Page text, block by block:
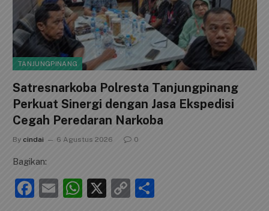
TANJUNGPINANG
Satresnarkoba Polresta Tanjungpinang
Perkuat Sinergi dengan Jasa Ekspedisi
Cegah Peredaran Narkoba
By cindai 6 Agustus 2026 0
Bagikan:
F
E
W X
C